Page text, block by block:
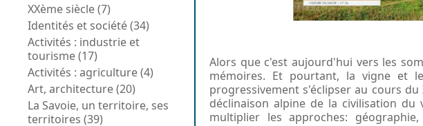
XXème siècle (7)
Identités et société (34)
Activités : industrie et
tourisme (17)
Activités : agriculture (4)
Art, architecture (20)
La Savoie, un territoire, ses
territoires (39)
Alors que c'est aujourd'hui vers les
mémoires. Et pourtant, la vigne et
progressivement s'éclipser au cours
déclinaison alpine de la civilisation
multiplier les approches: